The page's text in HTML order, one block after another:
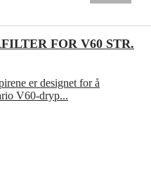
FOR V60 STR.
er designet for å
V60-dryp...